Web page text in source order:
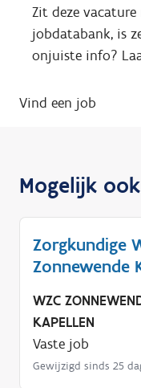
Zit deze vacature
jobdatabank, is
onjuiste info?
Vind een job
Mogelijk
Zorgkundige
Zonnewende
WZC
KAPELLEN
Vaste job
Gewijzigd sinds 25